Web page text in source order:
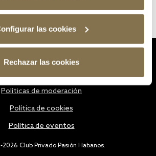
las cookies
Rechazar las cookies
2026 Club Privado Pasión Habanos.
Políticas de moderación
Política de cookies
Política de eventos